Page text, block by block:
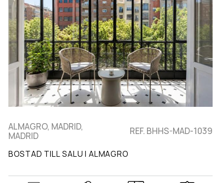
ALMAGRO, MADRID,
MADRID
REF. BHHS-MAD-1039
BOSTAD TILL SALU I ALMAGRO